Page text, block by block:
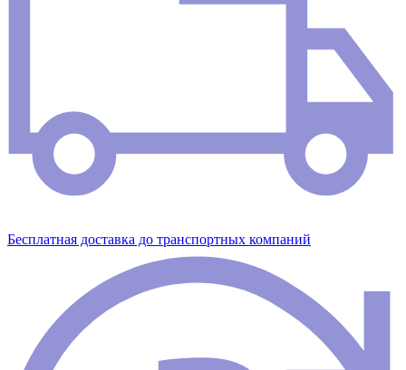
Бесплатная доставка до транспортных компаний